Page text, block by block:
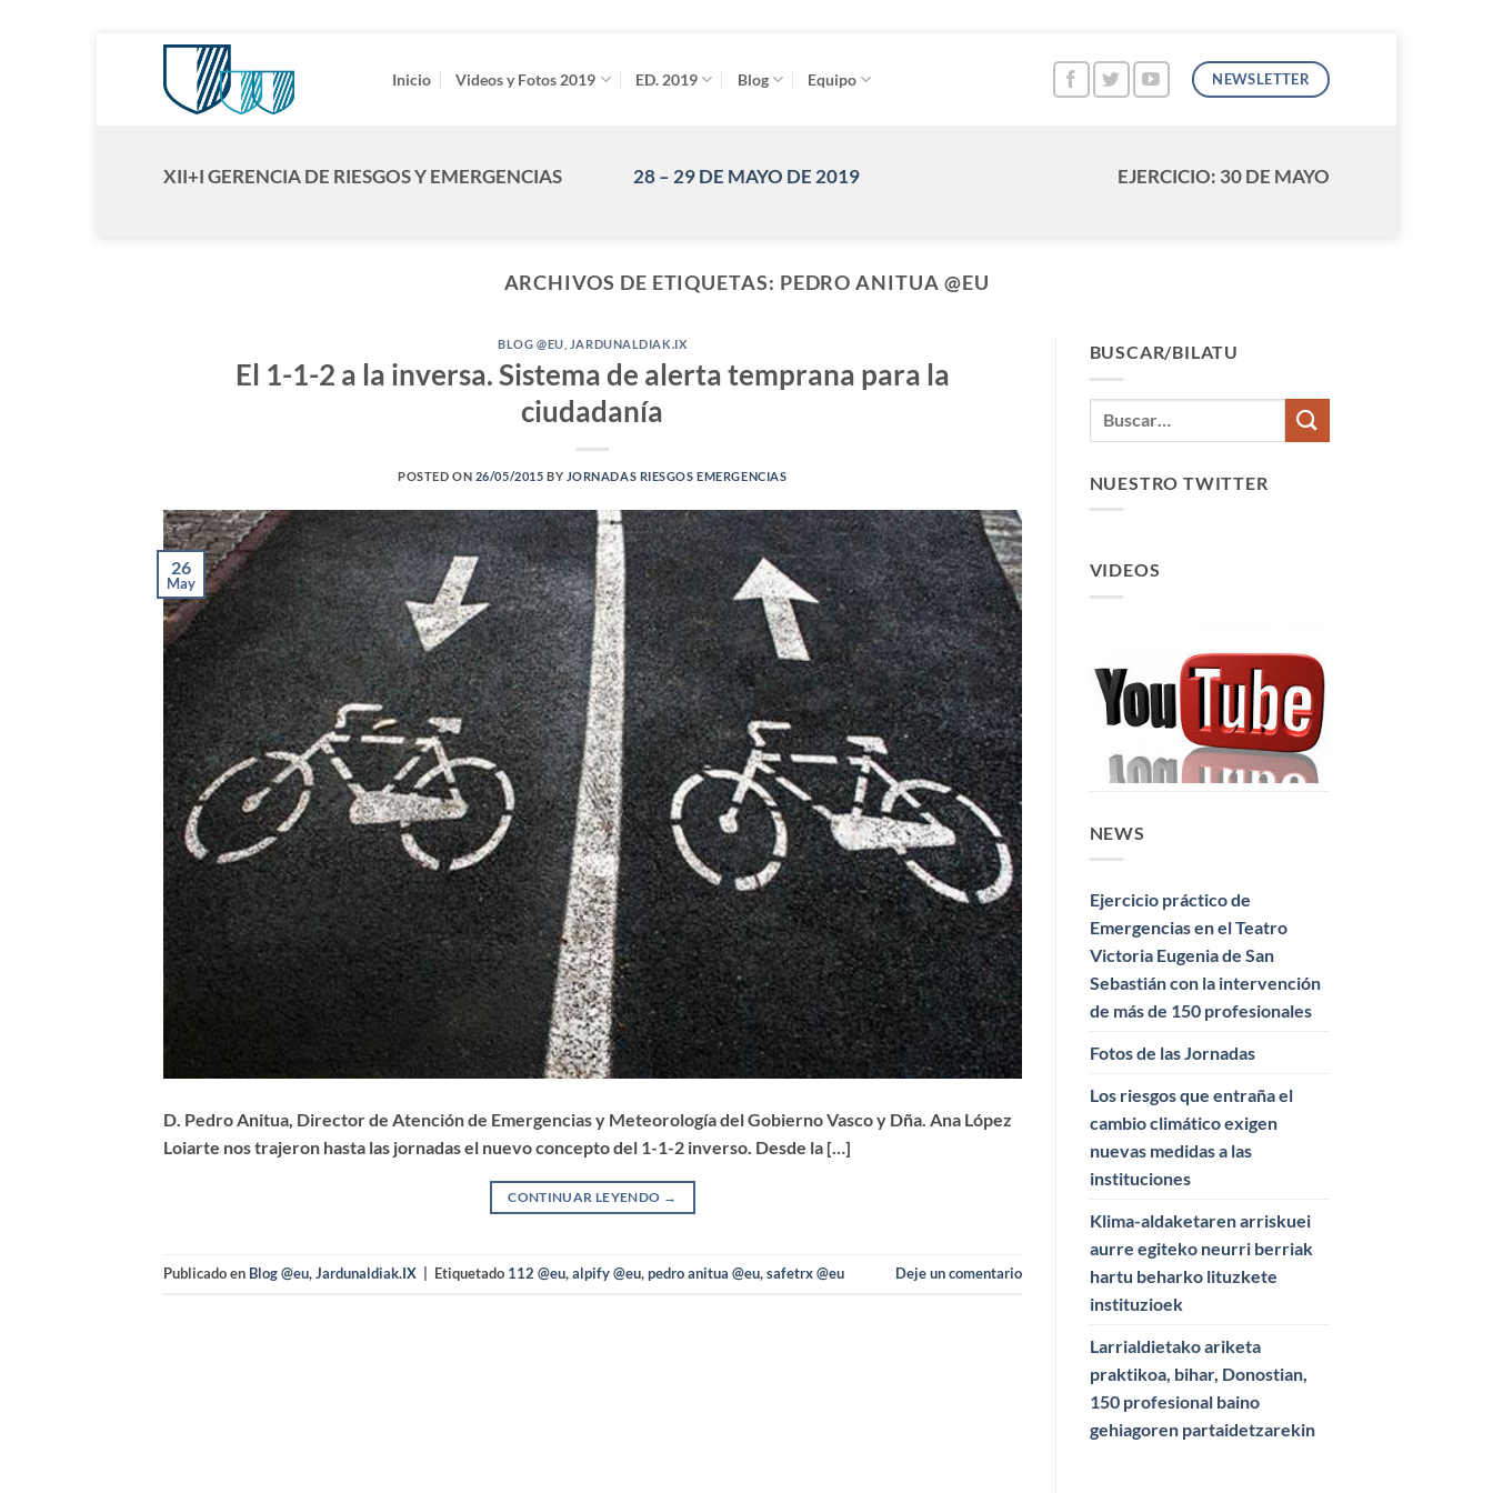
contenido
Inicio Videos y Fotos 2019 ED. 2019 Blog Equipo NEWSLETTER
XII+I GERENCIA DE RIESGOS Y EMERGENCIAS 28 – 29 DE MAYO DE 2019 EJERCICIO: 30 DE MAYO
ARCHIVOS DE ETIQUETAS: PEDRO ANITUA @EU
BLOG @EU JARDUNALDIAK.IX
El 1-1-2 a la inversa. Sistema de alerta temprana para la
ciudadanía
POSTED ON 26/05/2015 BY JORNADAS RIESGOS EMERGENCIAS
26
May
D. Pedro Anitua, Director de Atención de Emergencias y Meteorología del Gobierno Vasco y Dña. Ana López
Loiarte nos trajeron hasta las jornadas el nuevo concepto del 1-1-2 inverso. Desde la […]
CONTINUAR LEYENDO →
Publicado en Blog @eu,Jardunaldiak.IX Etiquetado 112 @eu,alpify @eu,pedro anitua @eu,safetrx @eu Deje un comentario
BUSCAR/BILATU
NUESTRO TWITTER
VIDEOS
NEWS
Ejercicio práctico de
Emergencias en el Teatro
Victoria Eugenia de San
Sebastián con la intervención
de más de 150 profesionales
Fotos de las Jornadas
Los riesgos que entraña el
cambio climático exigen
nuevas medidas a las
instituciones
Klima-aldaketaren arriskuei
aurre egiteko neurri berriak
hartu beharko lituzkete
instituzioek
Larrialdietako ariketa
praktikoa, bihar, Donostian,
150 profesional baino
gehiagoren partaidetzarekin